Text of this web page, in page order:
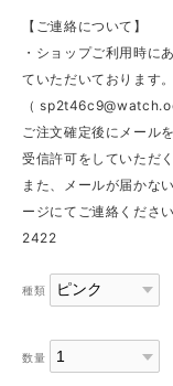
【ご連絡について】
・ショップご利用時に
ていただいております。
（
ご注文確定後にメール
受信許可をしていただ
また、メールが届かな
ージにてご連絡ください
2422
種類
数量